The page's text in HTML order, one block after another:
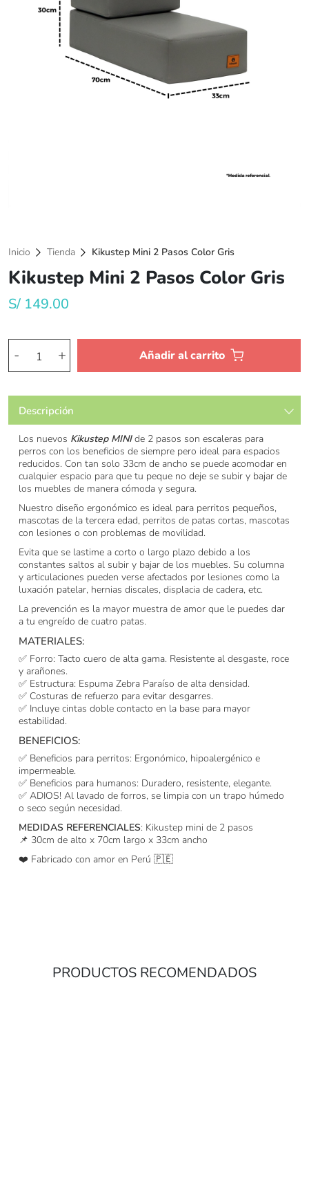
Inicio Tienda Kikustep Mini 2 Pasos Color Gris
Kikustep Mini 2 Pasos Color Gris
S/ 149.00
Pasos
Color
Gris
cantidad
+
- Añadir al carrito
Descripción
Los nuevos Kikustep MINIde 2 pasos son escaleras para
perros con los beneficios de siempre pero ideal para espacios
reducidos. Con tan solo 33cm de ancho se puede acomodar en
cualquier espacio para que tu peque no deje se subir y bajar de
los muebles de manera cómoda y segura.
Nuestro diseño ergonómico es ideal para perritos pequeños,
mascotas de la tercera edad, perritos de patas cortas, mascotas
con lesiones o con problemas de movilidad.
Evita que se lastime a corto o largo plazo debido a los
constantes saltos al subir y bajar de los muebles. Su columna
y articulaciones pueden verse afectados por lesiones como la
luxación patelar, hernias discales, displacia de cadera, etc.
La prevención es la mayor muestra de amor que le puedes dar
a tu engreído de cuatro patas.
MATERIALES:
✅ Forro: Tacto cuero de alta gama. Resistente al desgaste, roce
y arañones.
✅ Estructura: Espuma Zebra Paraíso de alta densidad.
✅ Costuras de refuerzo para evitar desgarres.
✅ Incluye cintas doble contacto en la base para mayor
estabilidad.
BENEFICIOS:
✅ Beneficios para perritos: Ergonómico, hipoalergénico e
impermeable.
✅ Beneficios para humanos: Duradero, resistente, elegante.
✅ ADIOS! Al lavado de forros, se limpia con un trapo húmedo
o seco según necesidad.
MEDIDAS REFERENCIALES: Kikustep mini de 2 pasos
📌 30cm de alto x 70cm largo x 33cm ancho
❤️ Fabricado con amor en Perú 🇵🇪
PRODUCTOS RECOMENDADOS